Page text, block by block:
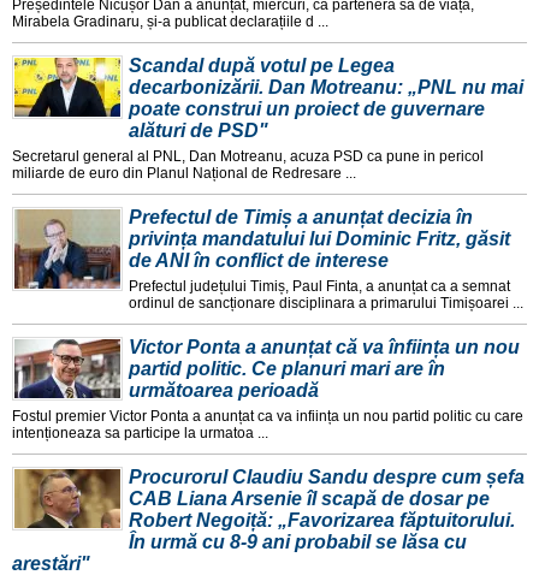
Președintele Nicușor Dan a anunțat, miercuri, ca partenera sa de viața,
Mirabela Gradinaru, și-a publicat declarațiile d ...
Scandal după votul pe Legea
decarbonizării. Dan Motreanu: „PNL nu mai
poate construi un proiect de guvernare
alături de PSD"
Secretarul general al PNL, Dan Motreanu, acuza PSD ca pune in pericol
miliarde de euro din Planul Național de Redresare ...
Prefectul de Timiș a anunțat decizia în
privința mandatului lui Dominic Fritz, găsit
de ANI în conflict de interese
Prefectul județului Timiș, Paul Finta, a anunțat ca a semnat
ordinul de sancționare disciplinara a primarului Timișoarei ...
Victor Ponta a anunțat că va înființa un nou
partid politic. Ce planuri mari are în
următoarea perioadă
Fostul premier Victor Ponta a anunțat ca va inființa un nou partid politic cu care
intenționeaza sa participe la urmatoa ...
Procurorul Claudiu Sandu despre cum șefa
CAB Liana Arsenie îl scapă de dosar pe
Robert Negoiță: „Favorizarea făptuitorului.
În urmă cu 8-9 ani probabil se lăsa cu
arestări"